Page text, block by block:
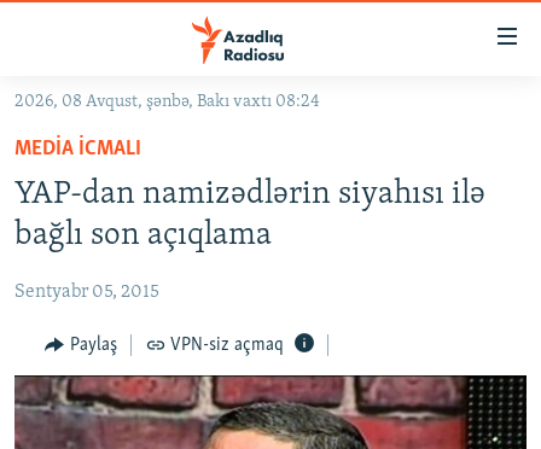
Əsas
qayıt
Əsas
naviqasiyaya
qayıt
Axtarışa
GÜNDƏM
#İZAHLA
KORRUPSIOMETR
#ƏSLINDƏ
FƏRQƏ BAX
QANUNI DOĞRU
ARAŞDIRMA
MULTIMEDIA
2026, 08 Avqust, şənbə, Bakı vaxtı 08:24
MEDIA ICMALI
YAP-dan namizədlərin siyahısı ilə
bağlı son açıqlama
Sentyabr 05, 2015
Paylaş VPN-siz açmaq